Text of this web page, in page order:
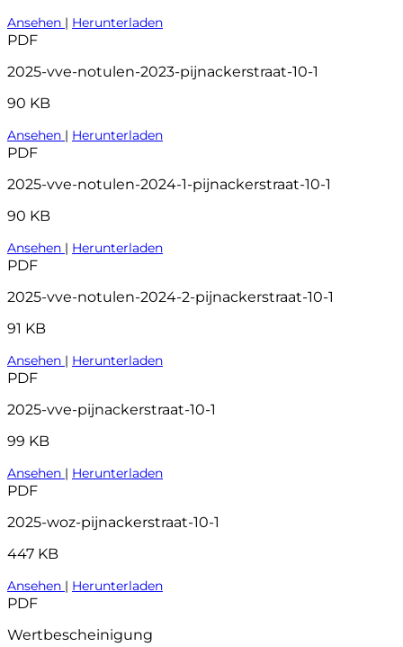
Ansehen | Herunterladen
PDF
2025-vve-notulen-2023-pijnackerstraat-10-1
90 KB
Ansehen | Herunterladen
PDF
2025-vve-notulen-2024-1-pijnackerstraat-10-1
90 KB
Ansehen | Herunterladen
PDF
2025-vve-notulen-2024-2-pijnackerstraat-10-1
91 KB
Ansehen | Herunterladen
PDF
2025-vve-pijnackerstraat-10-1
99 KB
Ansehen | Herunterladen
PDF
2025-woz-pijnackerstraat-10-1
447 KB
Ansehen | Herunterladen
PDF
Wertbescheinigung